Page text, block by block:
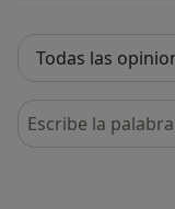
Busca en opiniones